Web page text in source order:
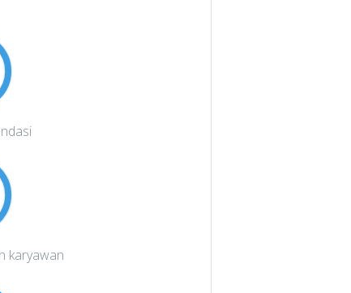
karyawan